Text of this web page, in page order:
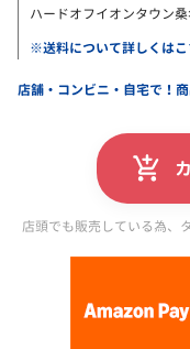
ハードオフイオンタウン
※送料について詳しくはこ
店舗・コンビニ・自宅で！
店頭でも販売している為、